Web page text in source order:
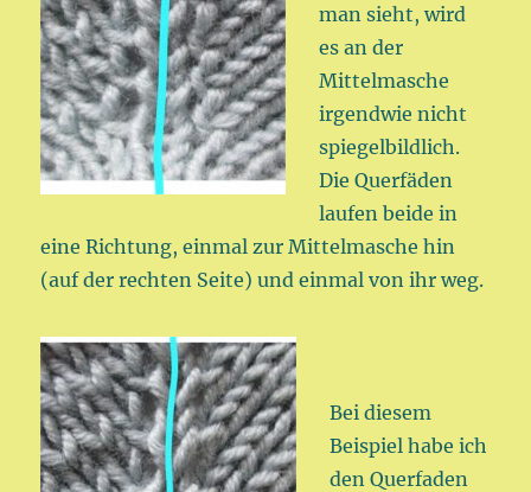
man sieht, wird
es an der
Mittelmasche
irgendwie nicht
spiegelbildlich.
Die Querfäden
laufen beide in
eine Richtung, einmal zur Mittelmasche hin
(auf der rechten Seite) und einmal von ihr weg.
Bei diesem
Beispiel habe ich
den Querfaden